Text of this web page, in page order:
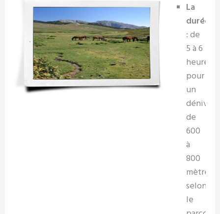
La
durée
: de
5 à 6
heures
pour
un
dénivelé
de
600
à
800
mètres
selon
le